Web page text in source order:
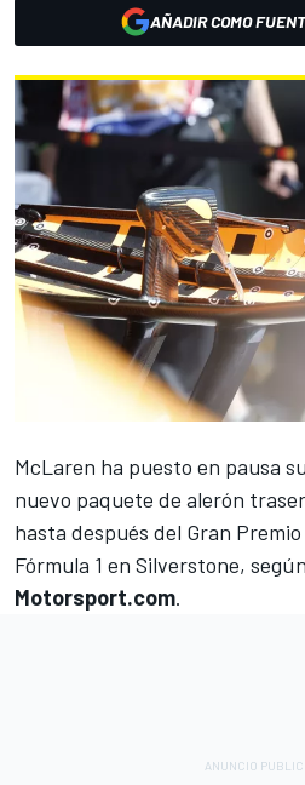
AÑADIR COMO
McLaren ha puesto en pausa
nuevo paquete de alerón
hasta después del Gran
Fórmula 1 en Silverstone,
Motorsport.com.